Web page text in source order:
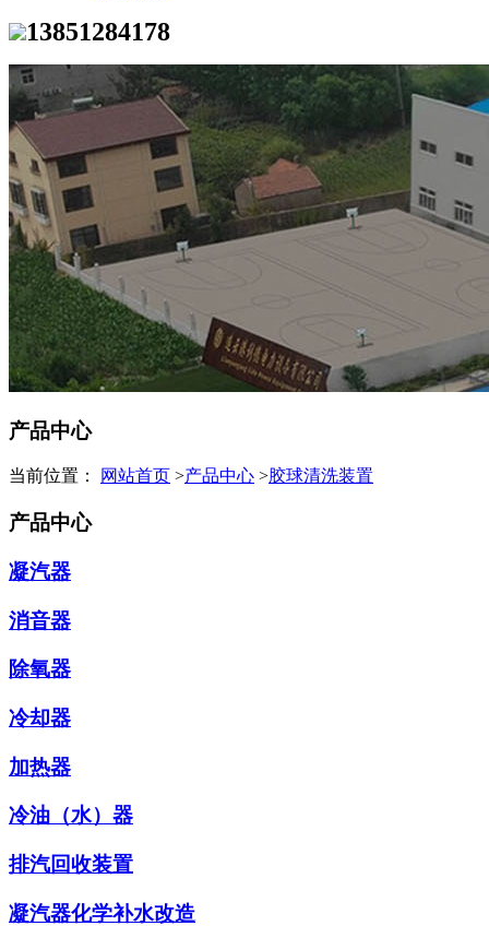
13851284178
产品中心
当前位置： 网站首页 >产品中心 >胶球清洗装置
产品中心
凝汽器
消音器
除氧器
冷却器
加热器
冷油（水）器
排汽回收装置
凝汽器化学补水改造